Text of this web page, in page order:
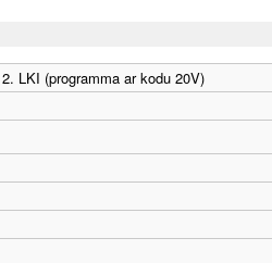
LKI (programma ar kodu 20V)